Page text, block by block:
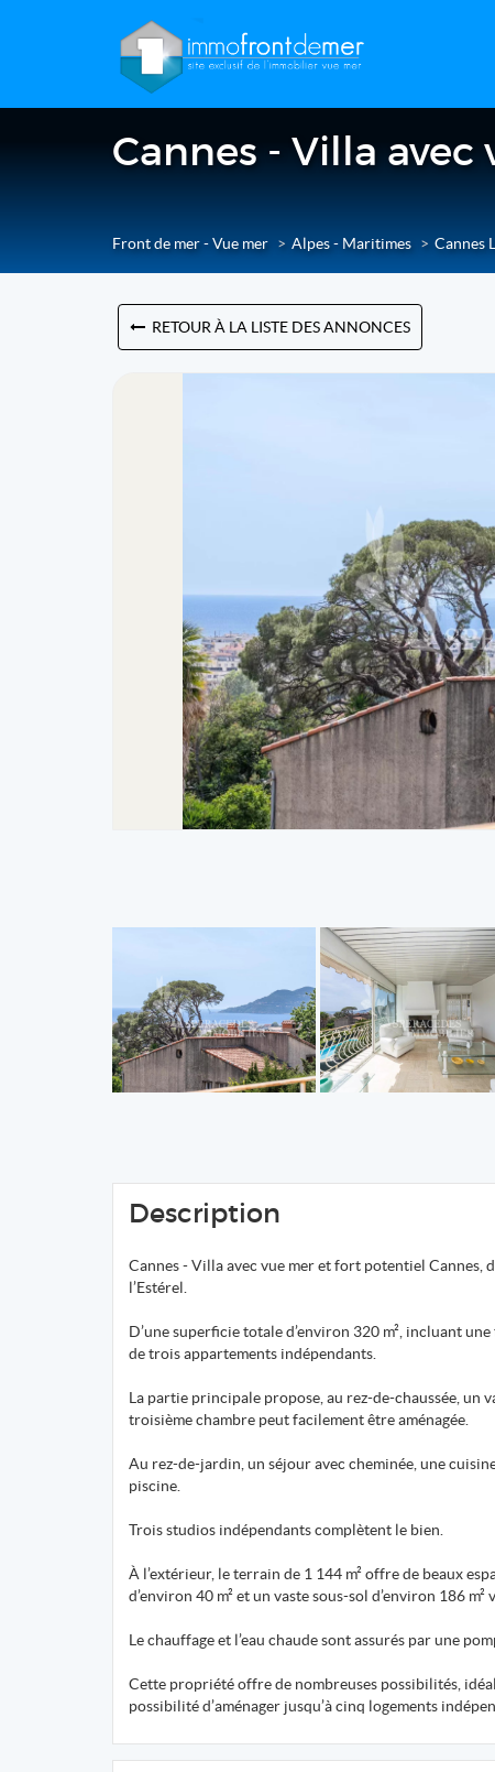
Cannes - Villa
Front de mer - Vue mer Alpes - Maritimes Cannes
RETOUR À LA LISTE DES ANNONCES
Description
Cannes - Villa avec vue mer et fort potentiel Cannes,
l’Estérel.
D’une superficie totale d’environ 320 m², incluant
de trois appartements indépendants.
La partie principale propose, au rez-de-chaussée, un
troisième chambre peut facilement être aménagée.
Au rez-de-jardin, un séjour avec cheminée, une
piscine.
Trois studios indépendants complètent le bien.
À l’extérieur, le terrain de 1 144 m² offre de beaux
d’environ 40 m² et un vaste sous-sol d’environ 186 m²
Le chauffage et l’eau chaude sont assurés par une
Cette propriété offre de nombreuses possibilités,
possibilité d’aménager jusqu’à cinq logements